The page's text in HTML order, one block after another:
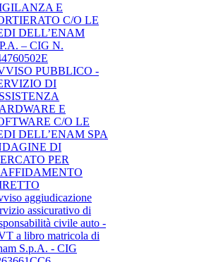
E
C/O LE
DELL’ENAM
– CIG N.
PUBBLICO -
DI
E
C/O LE
DELL’ENAM SPA
DI
PER
aggiudicazione
assicurativo di
civile auto -
a libro matricola di
S.p.A. - CIG